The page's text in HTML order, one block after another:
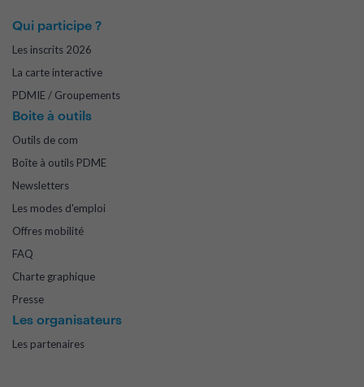
Qui participe ?
Les inscrits 2026
La carte interactive
PDMIE / Groupements
Boite à outils
Outils de com
Boîte à outils PDME
Newsletters
Les modes d'emploi
Offres mobilité
FAQ
Charte graphique
Presse
Les organisateurs
Les partenaires